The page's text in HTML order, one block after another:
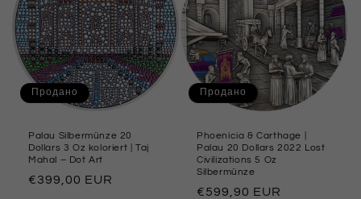
Продано
Palau Silbermünze 20
Dollars 3 Oz koloriert | Taj
Mahal – Dot Art
Обычная
€399,00 EUR
Продано
Phoenicia & Carthage |
Palau 20 Dollars 2022 Lost
Civilizations 5 Oz
Silbermünze
Обычная
€599,90 EUR